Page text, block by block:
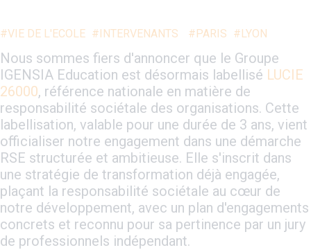
#VIE DE L'ECOLE #INTERVENANTS #PARIS #LYON
Nous sommes fiers d'annoncer que le Groupe
IGENSIA Education est désormais labellisé LUCIE
26000, référence nationale en matière de
responsabilité sociétale des organisations. Cette
labellisation, valable pour une durée de 3 ans, vient
officialiser notre engagement dans une démarche
RSE structurée et ambitieuse. Elle s'inscrit dans
une stratégie de transformation déjà engagée,
plaçant la responsabilité sociétale au cœur de
notre développement, avec un plan d'engagements
concrets et reconnu pour sa pertinence par un jury
de professionnels indépendant.